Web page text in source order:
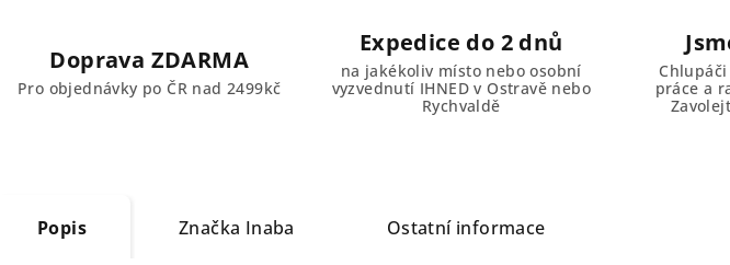
Doprava ZDARMA
Pro objednávky po ČR nad 2499kč
Expedice do 2 dnů
na jakékoliv místo nebo osobní
vyzvednutí IHNED v Ostravě nebo
Rychvaldě
práce a
Popis Značka Inaba Ostatní informace